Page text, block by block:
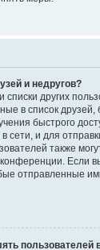
и недругов?
списки других
в список
быстрого
сети, и для
также
Если
отправленные
пользователей